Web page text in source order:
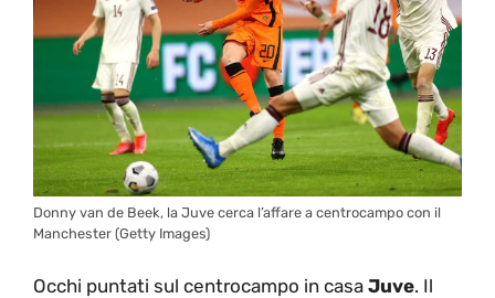
Donny van de Beek, la Juve cerca l’affare a centrocampo con il
Manchester (Getty Images)
Occhi puntati sul centrocampo in casa Juve. Il